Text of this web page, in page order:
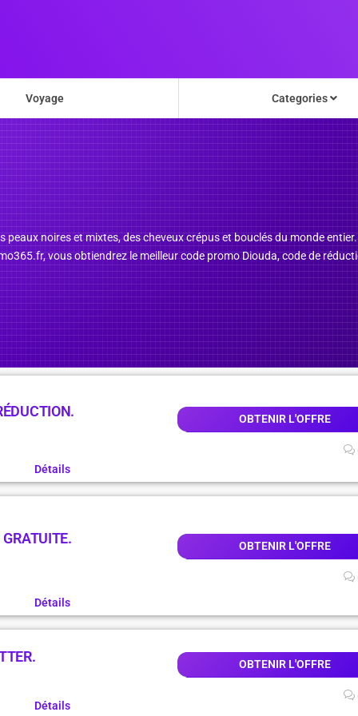
Voyage Categories
peaux noires et mixtes, des cheveux crépus et bouclés du monde
vous obtiendrez le meilleur code promo Diouda, code de
OBTENIR L'OFFRE
Détails
OBTENIR L'OFFRE
Détails
OBTENIR L'OFFRE
Détails